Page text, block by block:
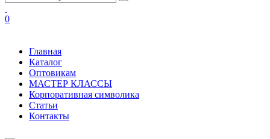
0
Главная
Каталог
Оптовикам
МАСТЕР КЛАССЫ
Корпоративная символика
Статьи
Контакты